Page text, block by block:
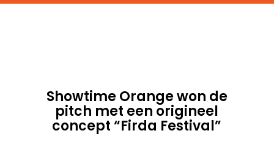
Showtime Orange won de
pitch met een origineel
concept “Firda Festival”